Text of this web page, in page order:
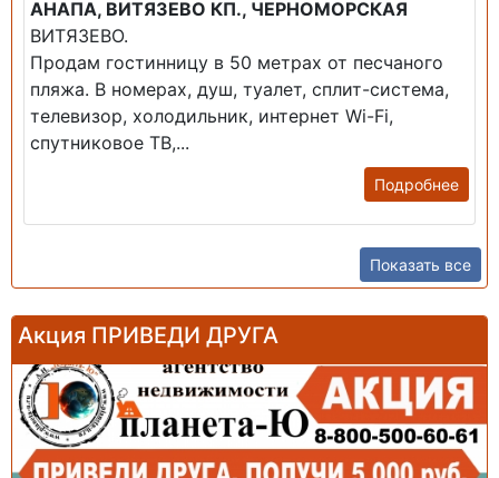
АНАПА, ВИТЯЗЕВО КП., ЧЕРНОМОРСКАЯ
ВИТЯЗЕВО.
Продам гостинницу в 50 метрах от песчаного
пляжа. В номерах, душ, туалет, сплит-система,
телевизор, холодильник, интернет Wi-Fi,
спутниковое ТВ,...
Подробнее
Показать все
Акция ПРИВЕДИ ДРУГА